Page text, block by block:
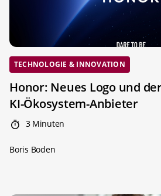
TECHNOLOGIE & INNOVATION
Honor: Neues Logo und
KI-Ökosystem-Anbieter
3 Minuten
Boris Boden